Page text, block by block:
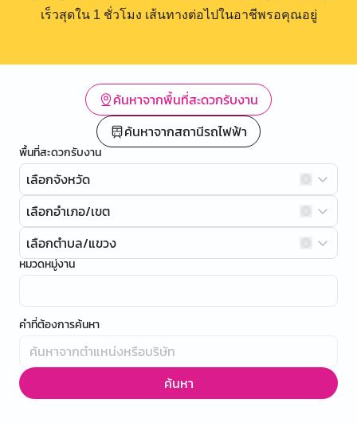
เร็วสุดใน 1 ชั่วโมง เส้นทางต่อไปในอาชีพรอคุณอยู่
ค้นหาจากพื้นที่สะดวกรับงาน
ค้นหาจากสถานีรถไฟฟ้า
พื้นที่สะดวกรับงาน
เลือกจังหวัด
เลือกอำเภอ/เขต
เลือกตำบล/แขวง
หมวดหมู่งาน
คำที่ต้องการค้นหา
ค้นหา